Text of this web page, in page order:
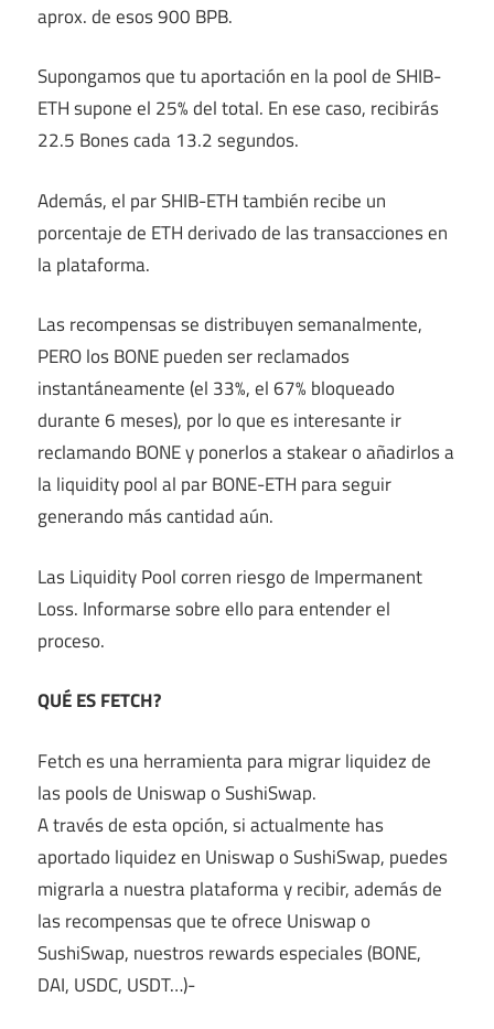
aprox. de esos 900 BPB.
Supongamos que tu aportación en la pool de SHIB-
ETH supone el 25% del total. En ese caso, recibirás
22.5 Bones cada 13.2 segundos.
Además, el par SHIB-ETH también recibe un
porcentaje de ETH derivado de las transacciones en
la plataforma.
Las recompensas se distribuyen semanalmente,
PERO los BONE pueden ser reclamados
instantáneamente (el 33%, el 67% bloqueado
durante 6 meses), por lo que es interesante ir
reclamando BONE y ponerlos a stakear o añadirlos a
la liquidity pool al par BONE-ETH para seguir
generando más cantidad aún.
Las Liquidity Pool corren riesgo de Impermanent
Loss. Informarse sobre ello para entender el
proceso.
QUÉ ES FETCH?
Fetch es una herramienta para migrar liquidez de
las pools de Uniswap o SushiSwap.
A través de esta opción, si actualmente has
aportado liquidez en Uniswap o SushiSwap, puedes
migrarla a nuestra plataforma y recibir, además de
las recompensas que te ofrece Uniswap o
SushiSwap, nuestros rewards especiales (BONE,
DAI, USDC, USDT…)-